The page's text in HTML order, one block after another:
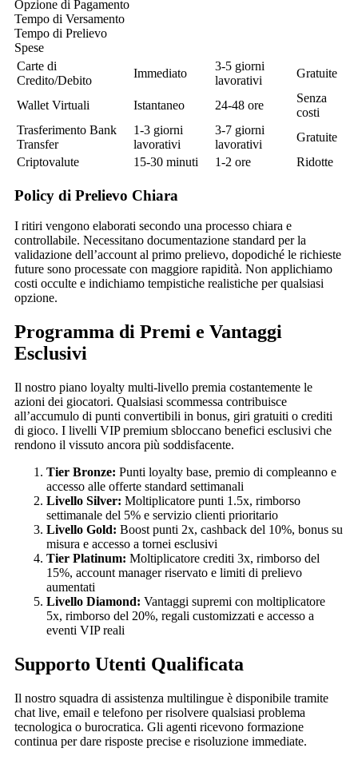
Opzione di Pagamento
Tempo di Versamento
Tempo di Prelievo
Spese
Carte di
Credito/Debito
Immediato
3-5 giorni
lavorativi
Gratuite
Wallet Virtuali Istantaneo 24-48 ore
Senza
costi
Trasferimento Bank
Transfer
1-3 giorni
lavorativi
3-7 giorni
lavorativi
Gratuite
Criptovalute
15-30 minuti 1-2 ore Ridotte
Policy di Prelievo Chiara
I ritiri vengono elaborati secondo una processo chiara e
controllabile. Necessitano documentazione standard per la
validazione dell’account al primo prelievo, dopodiché le richieste
future sono processate con maggiore rapidità. Non applichiamo
costi occulte e indichiamo tempistiche realistiche per qualsiasi
opzione.
Programma di Premi e Vantaggi
Esclusivi
Il nostro piano loyalty multi-livello premia costantemente le
azioni dei giocatori. Qualsiasi scommessa contribuisce
all’accumulo di punti convertibili in bonus, giri gratuiti o crediti
di gioco. I livelli VIP premium sbloccano benefici esclusivi che
rendono il vissuto ancora più soddisfacente.
Tier Bronze: Punti loyalty base, premio di compleanno e
accesso alle offerte standard settimanali
Livello Silver: Moltiplicatore punti 1.5x, rimborso
settimanale del 5% e servizio clienti prioritario
Livello Gold: Boost punti 2x, cashback del 10%, bonus su
misura e accesso a tornei esclusivi
Tier Platinum: Moltiplicatore crediti 3x, rimborso del
15%, account manager riservato e limiti di prelievo
aumentati
Livello Diamond: Vantaggi supremi con moltiplicatore
5x, rimborso del 20%, regali customizzati e accesso a
eventi VIP reali
Supporto Utenti Qualificata
Il nostro squadra di assistenza multilingue è disponibile tramite
chat live, email e telefono per risolvere qualsiasi problema
tecnologica o burocratica. Gli agenti ricevono formazione
continua per dare risposte precise e risoluzione immediate.